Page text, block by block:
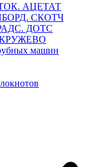
АЦЕТАТ
СКОТЧ
ДОТС
машин